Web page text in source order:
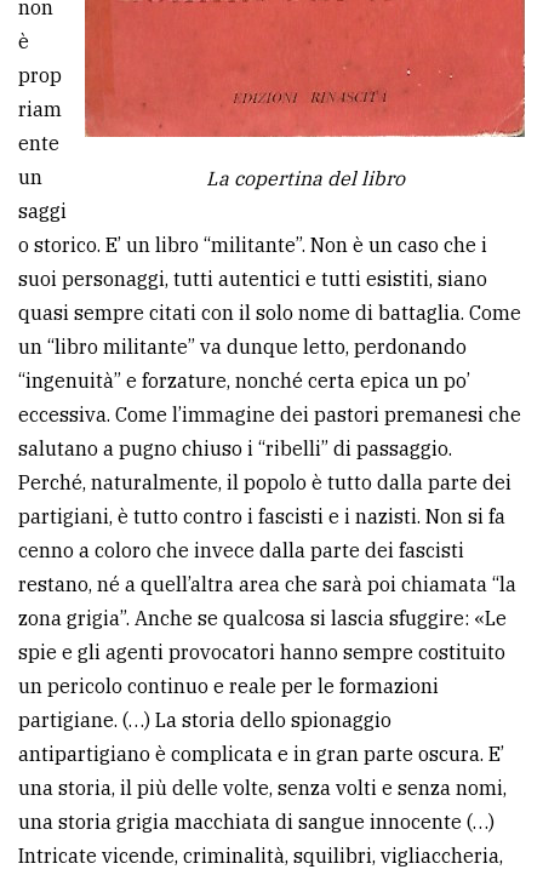
La copertina del libro
non
è
prop
riam
ente
un
saggi
o storico. E’ un libro “militante”. Non è un caso che i
suoi personaggi, tutti autentici e tutti esistiti, siano
quasi sempre citati con il solo nome di battaglia. Come
un “libro militante” va dunque letto, perdonando
“ingenuità” e forzature, nonché certa epica un po’
eccessiva. Come l’immagine dei pastori premanesi che
salutano a pugno chiuso i “ribelli” di passaggio.
Perché, naturalmente, il popolo è tutto dalla parte dei
partigiani, è tutto contro i fascisti e i nazisti. Non si fa
cenno a coloro che invece dalla parte dei fascisti
restano, né a quell’altra area che sarà poi chiamata “la
zona grigia”. Anche se qualcosa si lascia sfuggire: «Le
spie e gli agenti provocatori hanno sempre costituito
un pericolo continuo e reale per le formazioni
partigiane. (…) La storia dello spionaggio
antipartigiano è complicata e in gran parte oscura. E’
una storia, il più delle volte, senza volti e senza nomi,
una storia grigia macchiata di sangue innocente (…)
Intricate vicende, criminalità, squilibri, vigliaccheria,